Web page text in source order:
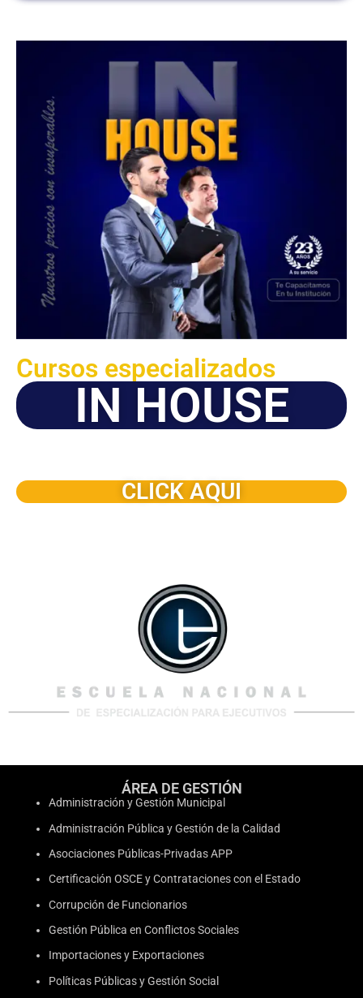
Cursos especializados
IN HOUSE
CLICK AQUI
ÁREA DE GESTIÓN
Administración y Gestión Municipal
Administración Pública y Gestión de la Calidad
Asociaciones Públicas-Privadas APP
Certificación OSCE y Contrataciones con el Estado
Corrupción de Funcionarios
Gestión Pública en Conflictos Sociales
Importaciones y Exportaciones
Políticas Públicas y Gestión Social